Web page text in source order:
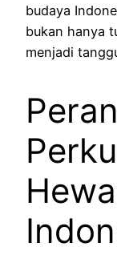
budaya
bukan hanya
menjadi
Peran